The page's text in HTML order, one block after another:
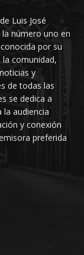
Luis José
número uno en
por su
comunidad,
y
de todas las
se dedica a
audiencia
y conexión
preferida